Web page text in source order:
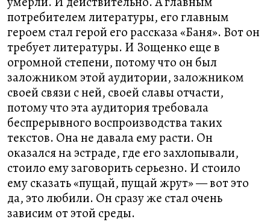
потребителем литературы, его главным
героем стал герой его рассказа «Баня». Вот он
требует литературы. И Зощенко еще в
огромной степени, потому что он был
заложником этой аудитории, заложником
своей связи с ней, своей славы отчасти,
потому что эта аудитория требовала
беспрерывного воспроизводства таких
текстов. Она не давала ему расти. Он
оказался на эстраде, где его захлопывали,
стоило ему заговорить серьезно. И стоило
ему сказать «пущай, пущай жрут» — вот это
да, это любили. Он сразу же стал очень
зависим от этой среды.